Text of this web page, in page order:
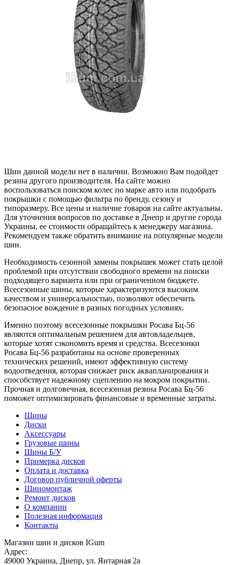
Шин данной модели нет в наличии. Возможно Вам подойдет
резина другого производителя. На сайте можно
воспользоваться поиском колес по марке авто или подобрать
покрышки с помощью фильтра по бренду, сезону и
типоразмеру. Все цены и наличие товаров на сайте актуальны.
Для уточнения вопросов по доставке в Днепр и другие города
Украины, ее стоимости обращайтесь к менеджеру магазина.
Рекомендуем также обратить внимание на популярные модели
шин.
Необходимость сезонной замены покрышек может стать целой
проблемой при отсутствии свободного времени на поиски
подходящего варианта или при ограниченном бюджете.
Всесезонные шины, которые характеризуются высоким
качеством и универсальностью, позволяют обеспечить
безопасное вождение в разных погодных условиях.
Именно поэтому всесезонные покрышки Росава Бц-56
являются оптимальным решением для автовладельцев,
которые хотят сэкономить время и средства. Всесезонки
Росава Бц-56 разработаны на основе проверенных
технических решений, имеют эффективную систему
водоотведения, которая снижает риск аквапланирования и
способствует надежному сцеплению на мокром покрытии.
Прочная и долговечная, всесезонная резина Росава Бц-56
поможет оптимизировать финансовые и временные затраты.
Шины
Диски
Аксессуары
Грузовые шины
Шины Б/У
Примерка дисков
Оплата и доставка
Договор публичной оферты
Шиномонтаж
Ремонт дисков
О компании
Полезная информация
Контакты
Магазин шин и дисков IGum
Адрес:
49000 Украина, Днепр, ул. Янтарная 2а